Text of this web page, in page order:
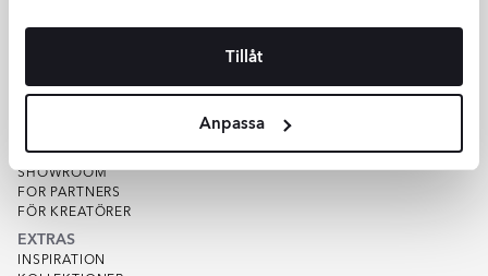
Tillåt
Anpassa
SPÅRA ORDER
KVALITET
LAGER
SHOWROOM
FOR PARTNERS
FÖR KREATÖRER
EXTRAS
INSPIRATION